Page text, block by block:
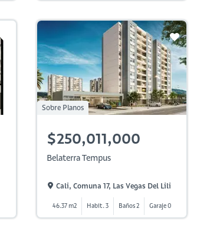
Sobre Planos
$250,011,000
Belaterra Tempus
Cali, Comuna 17, Las Vegas Del Lili
46.37 m2 Habit. 3 Baños 2 Garaje 0